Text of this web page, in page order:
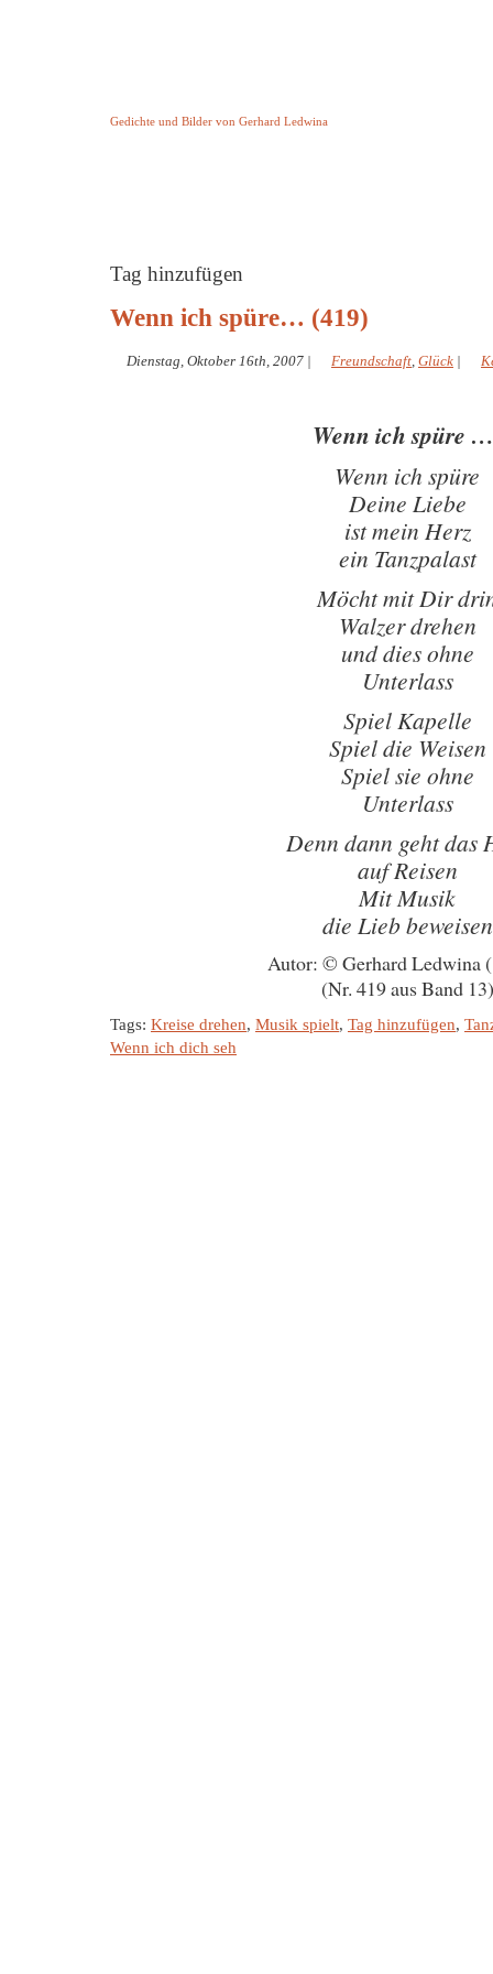
Gedichte und Bilder von Gerhard Ledwina
Tag hinzufügen
Wenn ich spüre… (419)
Dienstag, Oktober 16th, 2007 | Freundschaft, Glück |
Wenn ich spüre
Wenn ich spüre
Deine Liebe
ist mein Herz
ein Tanzpalast
Möcht mit Dir
Walzer drehen
und dies ohne
Unterlass
Spiel Kapelle
Spiel die Weisen
Spiel sie ohne
Unterlass
Denn dann geht das
auf Reisen
Mit Musik
die Lieb beweisen
Autor: © Gerhard Ledwina
(Nr. 419 aus Band 13)
Tags: Kreise drehen, Musik spielt, Tag hinzufügen,
Wenn ich dich seh